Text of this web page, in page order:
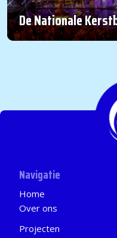
De Nationale
Navigatie
Home
Over ons
Projecten